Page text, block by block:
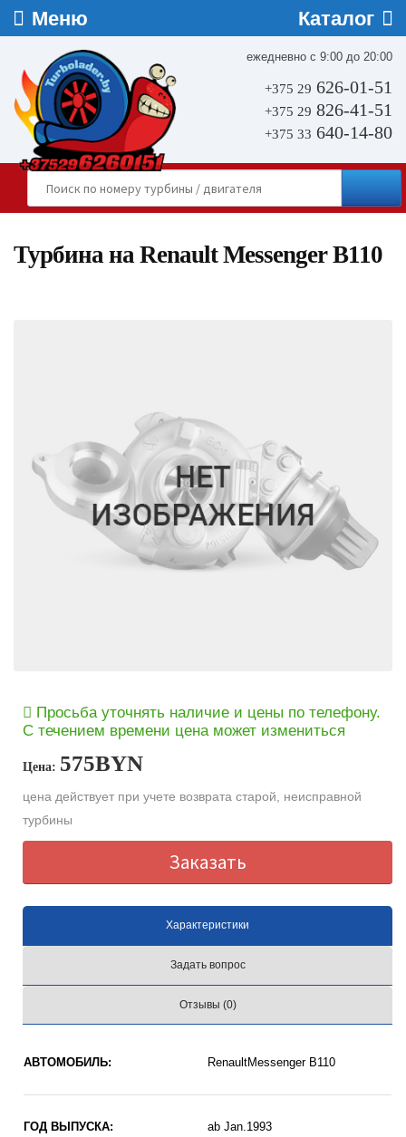
ежедневно с 9:00 до 20:00
+375 29 626-01-51
+375 29 826-41-51
+375 33 640-14-80
Турбина на Renault Messenger B110
Просьба уточнять наличие и цены по телефону.
С течением времени цена может измениться
Цена: 575BYN
цена действует при учете возврата старой, неисправной
турбины
Заказать
Характеристики
Задать вопрос
Отзывы (0)
АВТОМОБИЛЬ: RenaultMessenger B110
ГОД ВЫПУСКА:
ab Jan.1993